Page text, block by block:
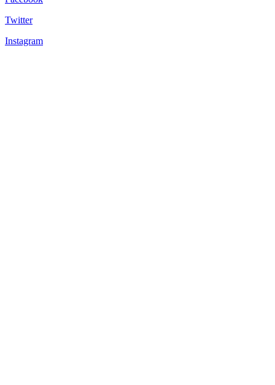
Twitter
Instagram